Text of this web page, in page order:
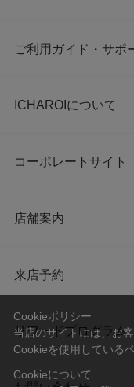
ご利用ガイド・サポ
ICHAROIについて
コーポレートサイト
店舗案内
来店予約
リワードプログラム
Cookieポリシー
当店のサイトには、お
Cookieを使用している
Cookieについて